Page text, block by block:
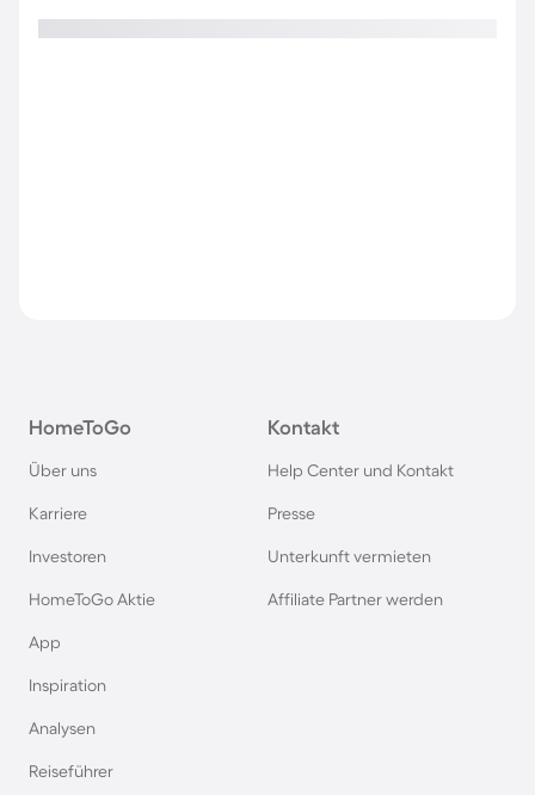
HomeToGo
Über uns
Karriere
Investoren
HomeToGo Aktie
App
Inspiration
Analysen
Reiseführer
Kontakt
Help Center und Kontakt
Presse
Unterkunft vermieten
Affiliate Partner werden